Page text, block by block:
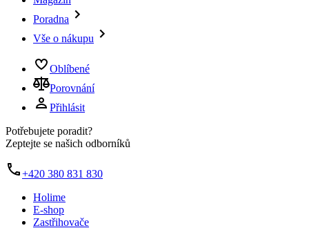
Poradna
Vše o nákupu
Oblíbené
Porovnání
Přihlásit
Potřebujete poradit?
Zeptejte se našich odborníků
+420 380 831 830
Holime
E-shop
Zastřihovače